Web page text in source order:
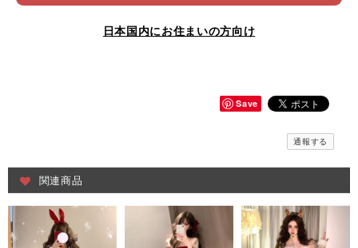
日本国内にお住まいの方向け
Save
通報する
関連商品